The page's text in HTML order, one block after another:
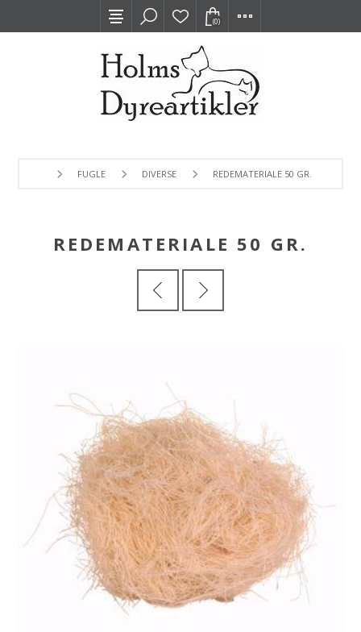
(0)
FUGLE DIVERSE REDEMATERIALE 50 GR.
REDEMATERIALE 50 GR.